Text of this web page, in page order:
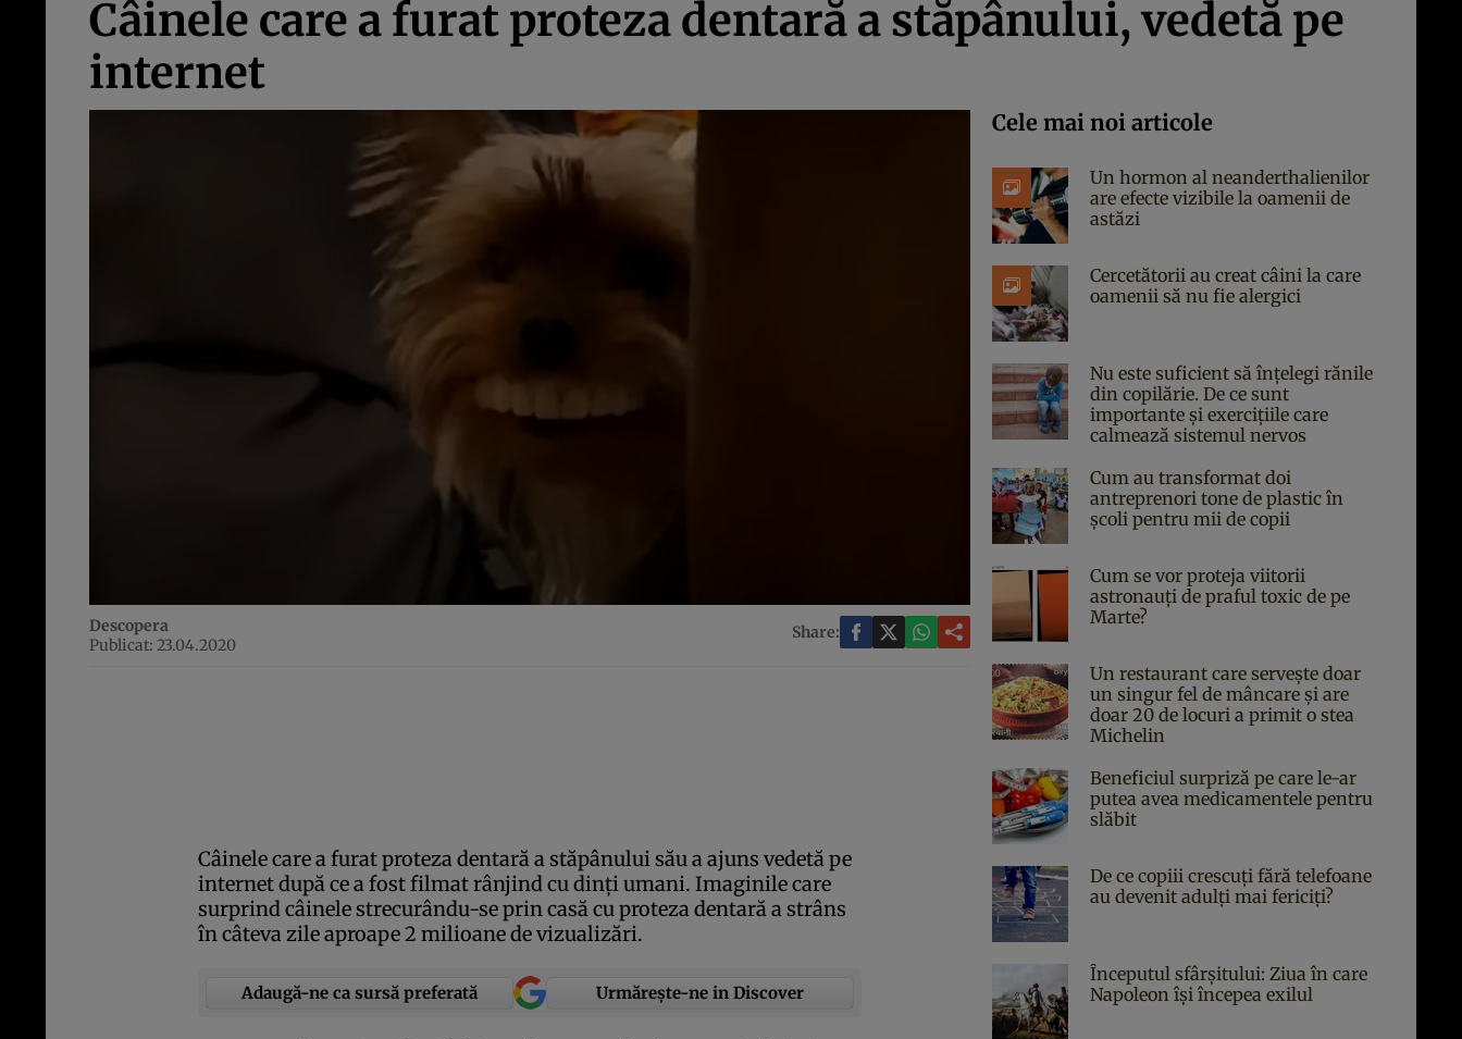
Câinele care a furat proteza dentară a stăpânului, vedetă pe
internet
Descopera
Publicat: 23.04.2020
Share:
Câinele care a furat proteza dentară a stăpânului său a ajuns vedetă pe
internet după ce a fost filmat rânjind cu dinţi umani. Imaginile care
surprind câinele strecurându-se prin casă cu proteza dentară a strâns
în câteva zile aproape 2 milioane de vizualizări.
Adaugă-ne ca sursă preferată Urmărește-ne in Discover
Cele mai noi articole
Un hormon al neanderthalienilor
are efecte vizibile la oamenii de
astăzi
Cercetătorii au creat câini la care
oamenii să nu fie alergici
Nu este suficient să înțelegi rănile
din copilărie. De ce sunt
importante și exercițiile care
calmează sistemul nervos
Cum au transformat doi
antreprenori tone de plastic în
școli pentru mii de copii
Cum se vor proteja viitorii
astronauți de praful toxic de pe
Marte?
Un restaurant care servește doar
un singur fel de mâncare și are
doar 20 de locuri a primit o stea
Michelin
Beneficiul surpriză pe care le-ar
putea avea medicamentele pentru
slăbit
De ce copiii crescuți fără telefoane
au devenit adulți mai fericiți?
Începutul sfârşitului: Ziua în care
Napoleon îşi începea exilul